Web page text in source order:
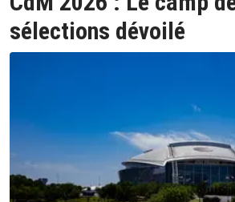
sélections dévoilé